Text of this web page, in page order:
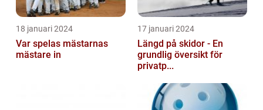
18 januari 2024
Var spelas mästarnas
mästare in
17 januari 2024
Längd på skidor - En
grundlig översikt för
privatp...